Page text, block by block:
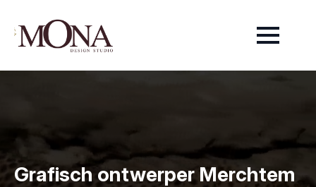
Grafisch ontwerper Merchtem